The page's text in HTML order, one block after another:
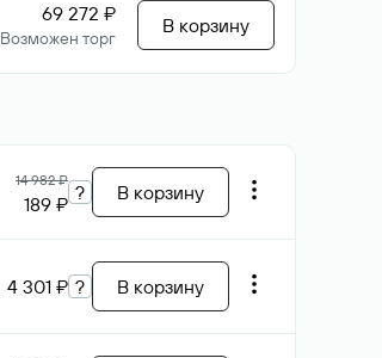
69 272 ₽
Возможен торг
В корзину
14 982 ₽
189 ₽ ? В корзину
4 301 ₽ ? В корзину